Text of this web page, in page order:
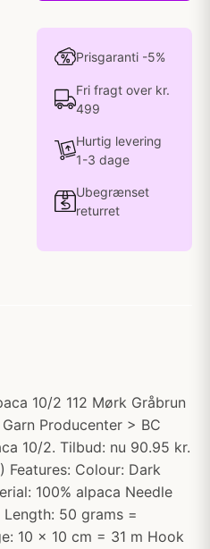
Prisgaranti -5%
Fri fragt over kr.
499
Hurtig levering
1-3 dage
Ubegrænset
returret
10/2 112 Mørk Gråbrun
Producenter > BC
10/2. Tilbud: nu 90.95 kr.
Features: Colour: Dark
100% alpaca Needle
50 grams =
10 x 10 cm = 31 m Hook